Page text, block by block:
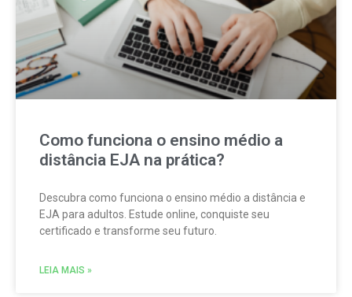
Como funciona o ensino médio a
distância EJA na prática?
Descubra como funciona o ensino médio a distância e
EJA para adultos. Estude online, conquiste seu
certificado e transforme seu futuro.
LEIA MAIS »